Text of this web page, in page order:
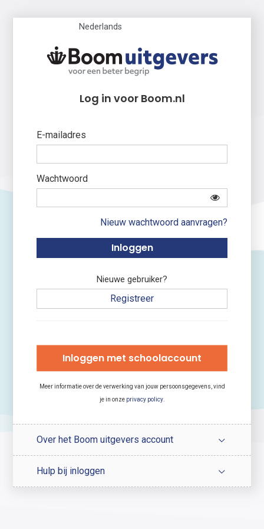
Nederlands
Log in voor Boom.nl
E-mailadres
Wachtwoord
Nieuw wachtwoord aanvragen?
Nieuwe gebruiker?
Registreer
Inloggen met schoolaccount
Meer informatie over de verwerking van jouw persoonsgegevens, vind
je in onze privacy policy.
Over het Boom uitgevers account
Hulp bij inloggen